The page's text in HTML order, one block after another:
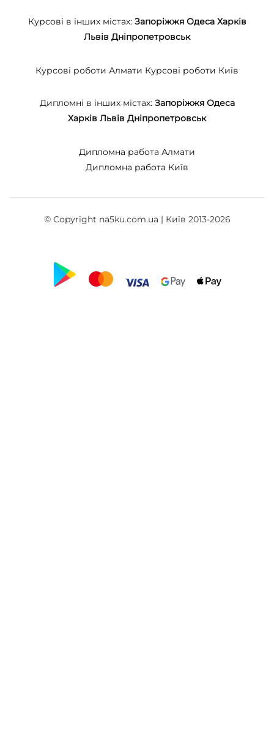
Курсові в інших містах: Запоріжжя Одеса Харків
Львів Дніпропетровськ
Курсові роботи Алмати Курсові роботи Київ
Дипломні в інших містах: Запоріжжя Одеса
Харків Львів Дніпропетровськ
Дипломна работа Алмати
Дипломна работа Київ
© Copyright na5ku.com.ua | Київ 2013-2026